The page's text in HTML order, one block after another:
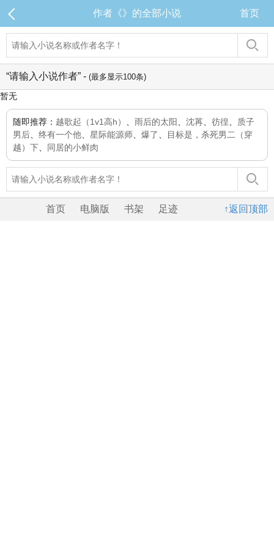
作者《》的全部小说 首页
“请输入小说作者” - (最多显示100条)
暂无
随即推荐： 越歌起（1v1高h） 雨后的太阳 沈苒 彷徨
质子
男后
终有一个他 星际能源师 爆了
目标是，杀死男二（穿
越）下
同居的小鲜肉
↑返回顶部
首页 电脑版 书架 足迹